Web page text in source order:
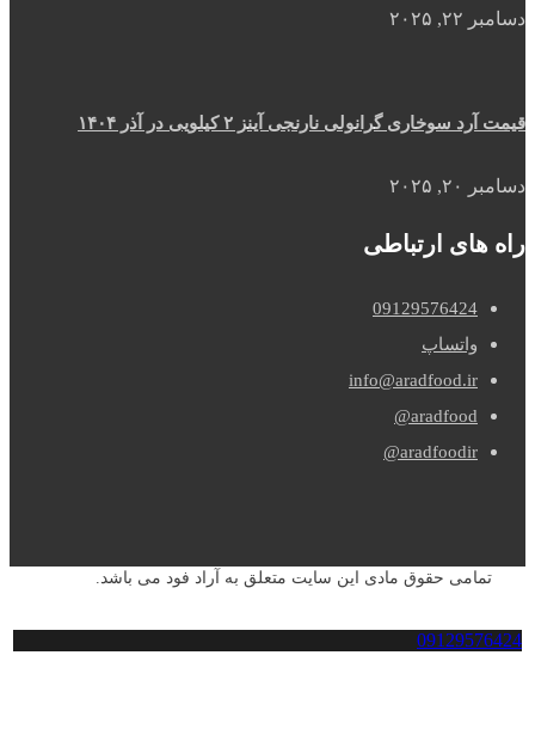
دسامبر ۲۲, ۲۰۲۵
قیمت آرد سوخاری گرانولی نارنجی آینز ۲ کیلویی در آذر ۱۴۰۴
دسامبر ۲۰, ۲۰۲۵
راه های ارتباطی
09129576424
واتساپ
info@aradfood.ir
aradfood@
aradfoodir@
تمامی حقوق مادی این سایت متعلق به آراد فود می باشد.
09129576424